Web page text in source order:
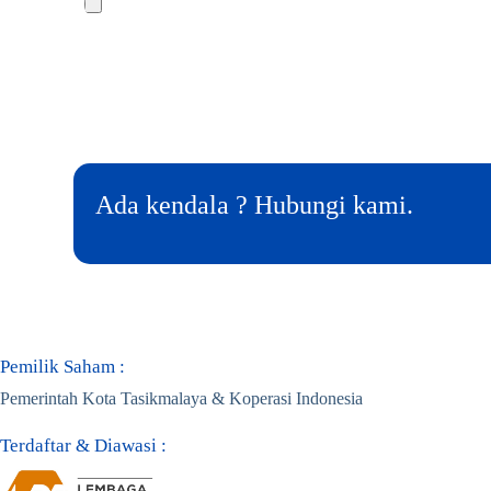
Ada kendala ? Hubungi kami.
Pemilik Saham :
Pemerintah Kota Tasikmalaya & Koperasi Indonesia
Terdaftar & Diawasi :